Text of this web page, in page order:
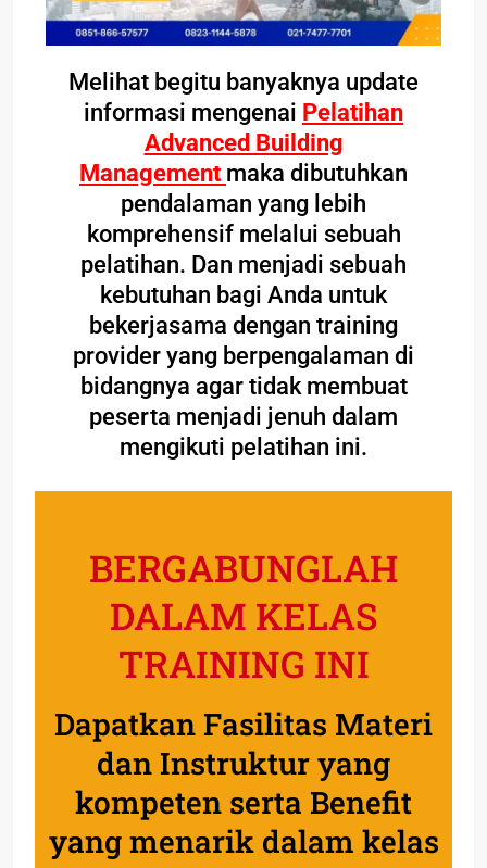
Melihat begitu banyaknya update
informasi mengenai Pelatihan
Advanced Building
Management maka dibutuhkan
pendalaman yang lebih
komprehensif melalui sebuah
pelatihan. Dan menjadi sebuah
kebutuhan bagi Anda untuk
bekerjasama dengan training
provider yang berpengalaman di
bidangnya agar tidak membuat
peserta menjadi jenuh dalam
mengikuti pelatihan ini.
BERGABUNGLAH
DALAM KELAS
TRAINING INI
Dapatkan Fasilitas Materi
dan Instruktur yang
kompeten serta Benefit
yang menarik dalam kelas